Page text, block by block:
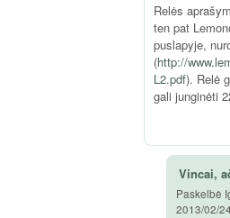
Relės
ten pat
puslapyje,
(http://
L2.pdf). Relė
gali junginėti
Vincai,
Paskelbė
2013/02/